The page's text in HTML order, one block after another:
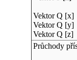
Vektor Q [x]
Vektor Q [y]
Vektor Q [z]
Průchody